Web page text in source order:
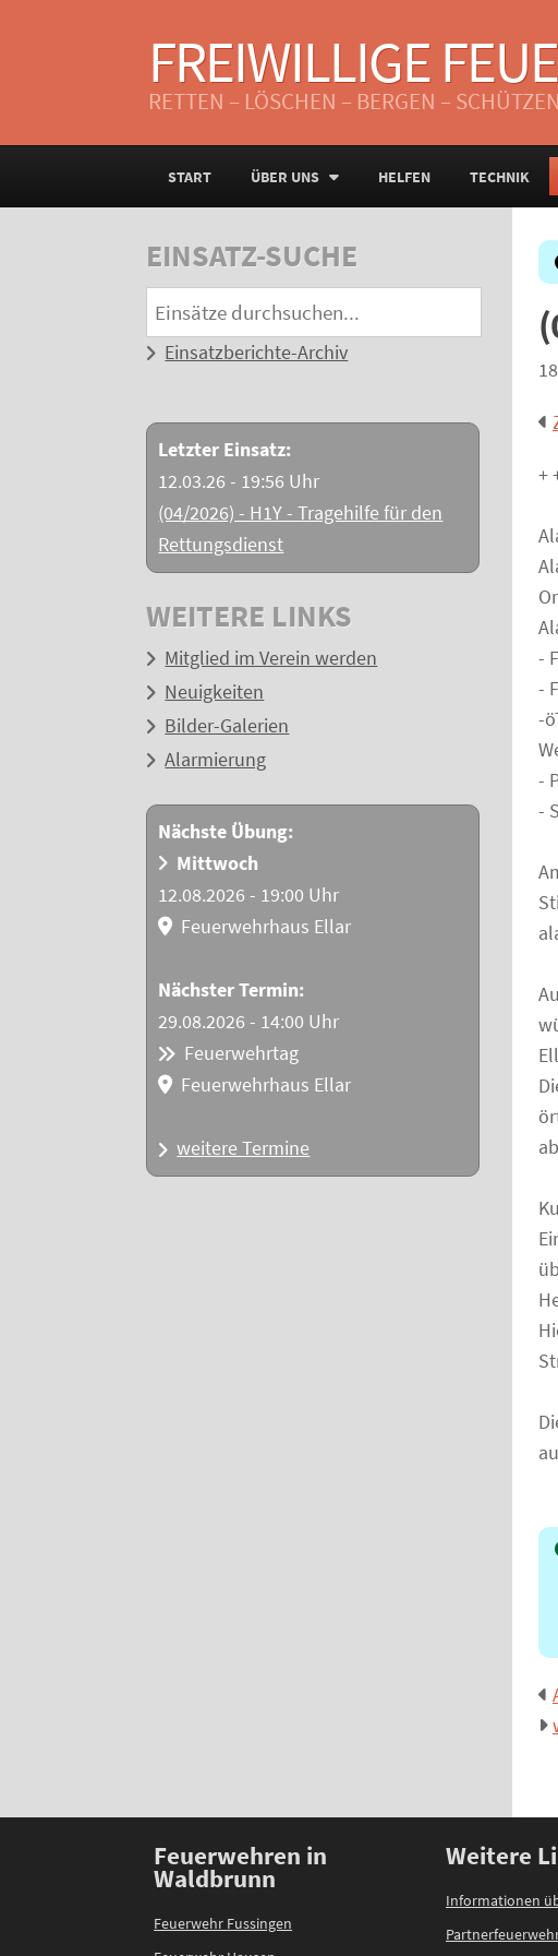
FREIWILLIGE
RETTEN – LÖSCHEN – BERGEN – SCHÜTZEN
START ÜBER UNS HELFEN TECHNIK
EINSATZ-SUCHE
Einsatzberichte-Archiv
Letzter Einsatz:
12.03.26 - 19:56 Uhr
(04/2026) - H1Y - Tragehilfe für den
Rettungsdienst
WEITERE LINKS
Mitglied im Verein werden
Neuigkeiten
Bilder-Galerien
Alarmierung
Nächste Übung:
Mittwoch
12.08.2026 - 19:00 Uhr
Feuerwehrhaus Ellar
Nächster Termin:
29.08.2026 - 14:00 Uhr
Feuerwehrtag
Feuerwehrhaus Ellar
weitere Termine
+
-
-
-
-
-
Feuerwehren in
Waldbrunn
Feuerwehr Fussingen
Weitere
Informationen